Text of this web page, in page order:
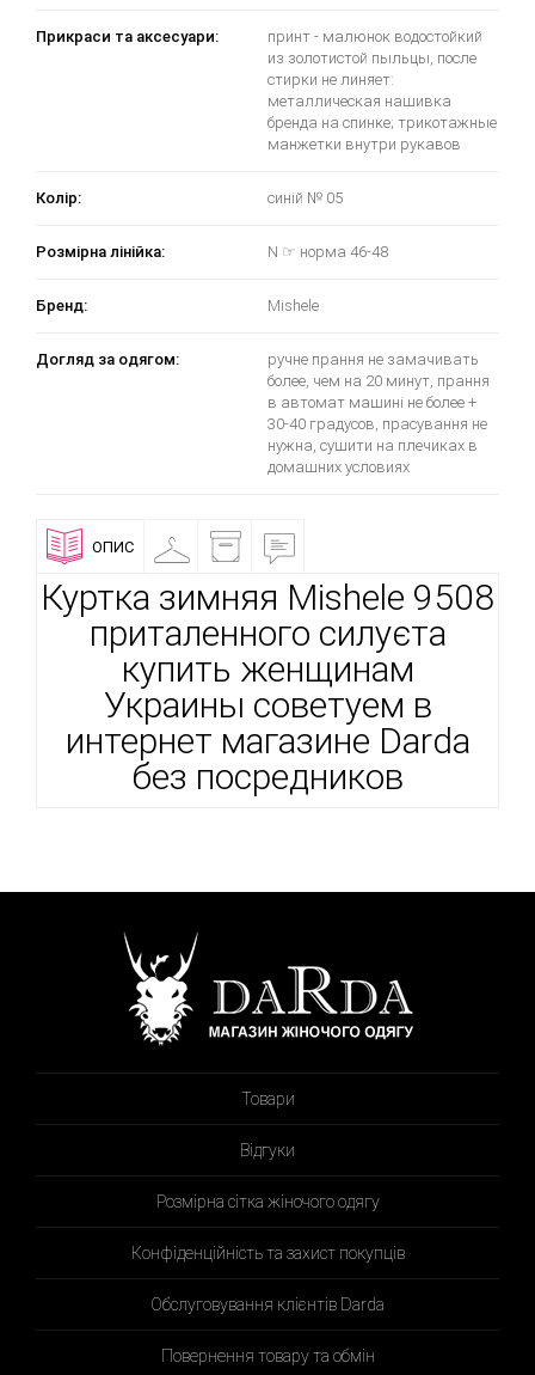
Прикраси та аксесуари:
принт - малюнок водостойкий
из золотистой пыльцы, после
стирки не линяет:
металлическая нашивка
бренда на спинке; трикотажные
манжетки внутри рукавов
Колір: синій № 05
Розмірна лінійка: N ☞ норма 46-48
Бренд: Mishele
Догляд за одягом:
ручне прання не замачивать
более, чем на 20 минут, прання
в автомат машині не более +
30-40 градусов, прасування не
нужна, сушити на плечиках в
домашних условиях
ОПИС ПРИМІРОЧНАДОСТАВКА
Куртка зимняя Mishele 9508
приталенного силуєта
купить женщинам
Украины советуем в
интернет магазине Darda
без посредников
Товари
Відгуки
Розмірна сітка жіночого одягу
Конфіденційність та захист покупців
Обслуговування клієнтів Darda
Повернення товару та обмін